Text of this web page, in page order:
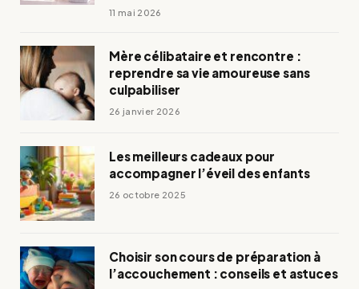
11 mai 2026
Mère célibataire et rencontre :
reprendre sa vie amoureuse sans
culpabiliser
26 janvier 2026
Les meilleurs cadeaux pour
accompagner l’éveil des enfants
26 octobre 2025
Choisir son cours de préparation à
l’accouchement : conseils et astuces